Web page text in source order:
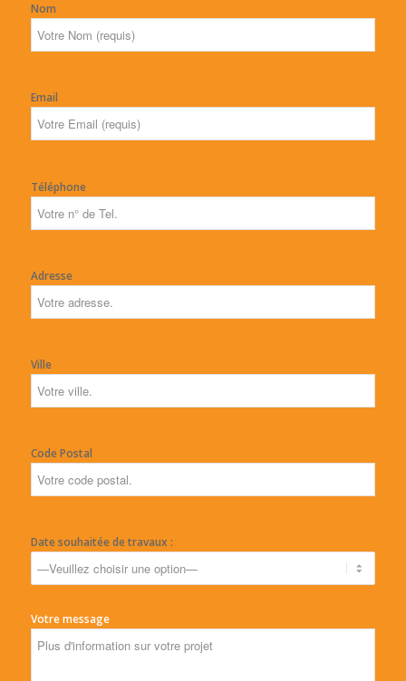
Nom
Email
Téléphone
Adresse
Ville
Code Postal
Date souhaitée de travaux :
Votre message